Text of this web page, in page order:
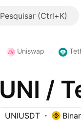
Pesquisar
Uniswap
UNI /
UNIUSDT